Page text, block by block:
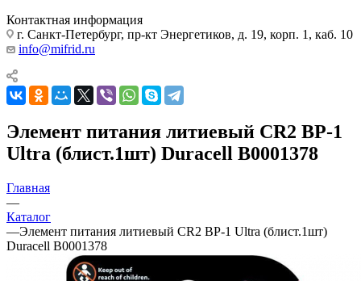
Контактная информация
г. Санкт-Петербург, пр-кт Энергетиков, д. 19, корп. 1, каб. 10
info@mifrid.ru
Элемент питания литиевый CR2 BP-1
Ultra (блист.1шт) Duracell B0001378
Главная
—
Каталог
—Элемент питания литиевый CR2 BP-1 Ultra (блист.1шт)
Duracell B0001378